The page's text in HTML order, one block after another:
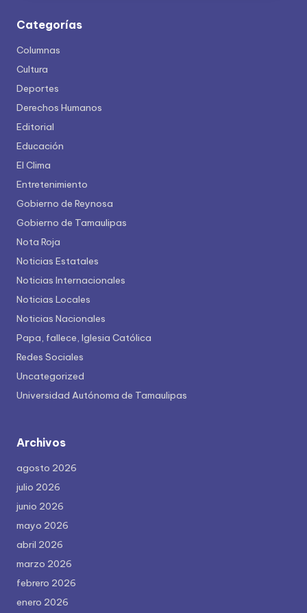
Categorías
Columnas
Cultura
Deportes
Derechos Humanos
Editorial
Educación
El Clima
Entretenimiento
Gobierno de Reynosa
Gobierno de Tamaulipas
Nota Roja
Noticias Estatales
Noticias Internacionales
Noticias Locales
Noticias Nacionales
Papa, fallece, Iglesia Católica
Redes Sociales
Uncategorized
Universidad Autónoma de Tamaulipas
Archivos
agosto 2026
julio 2026
junio 2026
mayo 2026
abril 2026
marzo 2026
febrero 2026
enero 2026